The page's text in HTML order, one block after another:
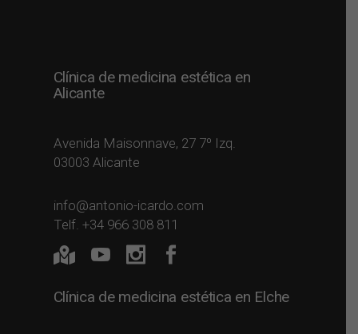
Clínica de medicina estética en
Alicante
Avenida Maisonnave, 27 7º Izq.
03003 Alicante
info@antonio-icardo.com
Telf. +34 966 308 811
Clínica de medicina estética en Elche